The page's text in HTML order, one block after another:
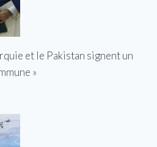
et le Pakistan signent un
»